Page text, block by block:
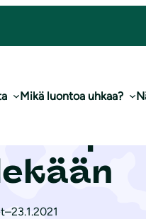
Mikä luontoa uhkaa?
–23.1.2021